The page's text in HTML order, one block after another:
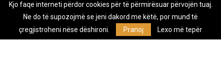
Rreth nesh Impresumi Marketing
Privacy Policy
Zhurnal.mk është Agjenci e Lajmeve e pavarur, e themeluar në vitin
Kjo faqe interneti përdor cookies për të përmirësuar përvojën tuaj.
Ne do të supozojmë se jeni dakord me këtë, por mund të
çregjistroheni nëse dëshironi.
Pranoj Lexo më tepër